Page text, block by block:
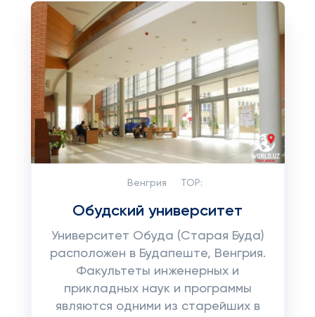
Венгрия TOP:
Обудский университет
Университет Обуда (Старая Буда)
расположен в Будапеште, Венгрия.
Факультеты инженерных и
прикладных наук и программы
являются одними из старейших в